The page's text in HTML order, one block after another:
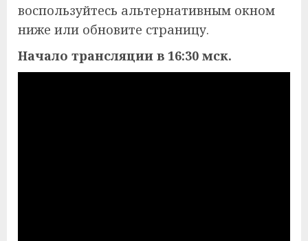
воспользуйтесь альтернативным окном
ниже или обновите страницу.
Начало трансляции в 16:30 мск.